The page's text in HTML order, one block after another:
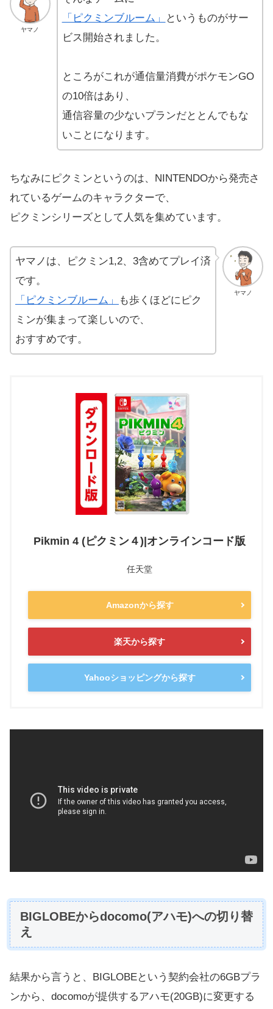
ヤマノ
「ピクミンブルーム」
というものがサー
ビス開始されました。
ところがこれが通信量消費がポケモンGO
の10倍はあり、
通信容量の少ないプランだととんでもな
いことになります。
ちなみにピクミンというのは、NINTENDOから発売さ
れているゲームのキャラクターで、
ピクミンシリーズとして人気を集めています。
ヤマノ
ヤマノは、ピクミン1,2、3含めてプレイ済
です。
「ピクミンブルーム」
も歩くほどにピク
ミンが集まって楽しいので、
おすすめです。
Pikmin 4 (ピクミン４)|オンラインコード版
任天堂
Amazonから探す
楽天から探す
Yahooショッピングから探す
BIGLOBEからdocomo(アハモ)への切り替
え
結果から言うと、BIGLOBEという契約会社の6GBプラ
ンから、docomoが提供するアハモ(20GB)に変更する